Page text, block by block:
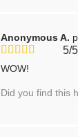
Anonymous A.
5/5
WOW!
Did you find this